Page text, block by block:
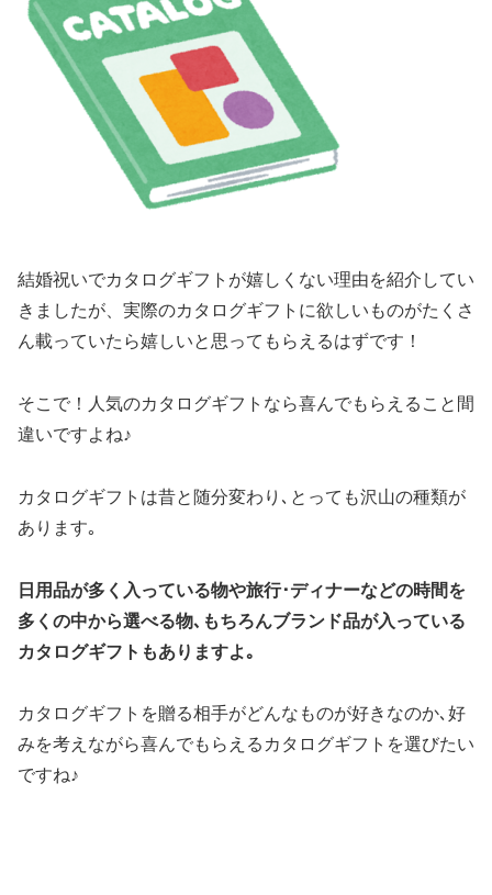
結婚祝いでカタログギフトが嬉しくない理由を紹介してい
きましたが、実際のカタログギフトに欲しいものがたくさ
ん載っていたら嬉しいと思ってもらえるはずです！
そこで！人気のカタログギフトなら喜んでもらえること間
違いですよね♪
カタログギフトは昔と随分変わり､とっても沢山の種類が
あります｡
日用品が多く入っている物や旅行･ディナーなどの時間を
多くの中から選べる物､もちろんブランド品が入っている
カタログギフトもありますよ｡
カタログギフトを贈る相手がどんなものが好きなのか､好
みを考えながら喜んでもらえるカタログギフトを選びたい
ですね♪